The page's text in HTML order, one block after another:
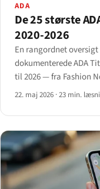
ADA
De 25 største
2020-2026
En rangordnet
dokumenterede ADA
til 2026 — fra Fashion
klassesøgsmålsforlig
22. maj 2026 ·23 min.